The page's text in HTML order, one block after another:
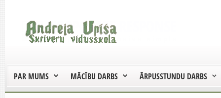
PAR MUMS MĀCĪBU DARBS ĀRPUSSTUNDU DARBS